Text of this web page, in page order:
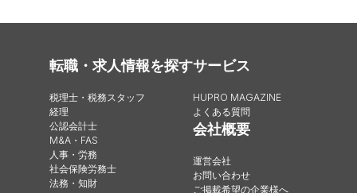
転職・求人情報を探す
税理士・税務スタッフ
経理
公認会計士
M&A・FAS
人事・労務
社会保険労務士
法務・知財
サービス
HUPRO MAGAZINE
よくある質問
会社概要
運営会社
お問い合わせ
ご掲載希望の企業様へ